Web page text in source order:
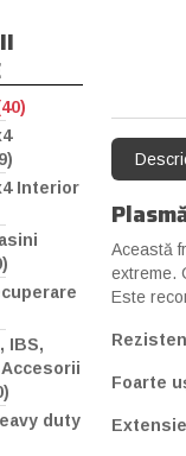
Această
extreme.
Este
Foarte
Interior
IBS,
duty